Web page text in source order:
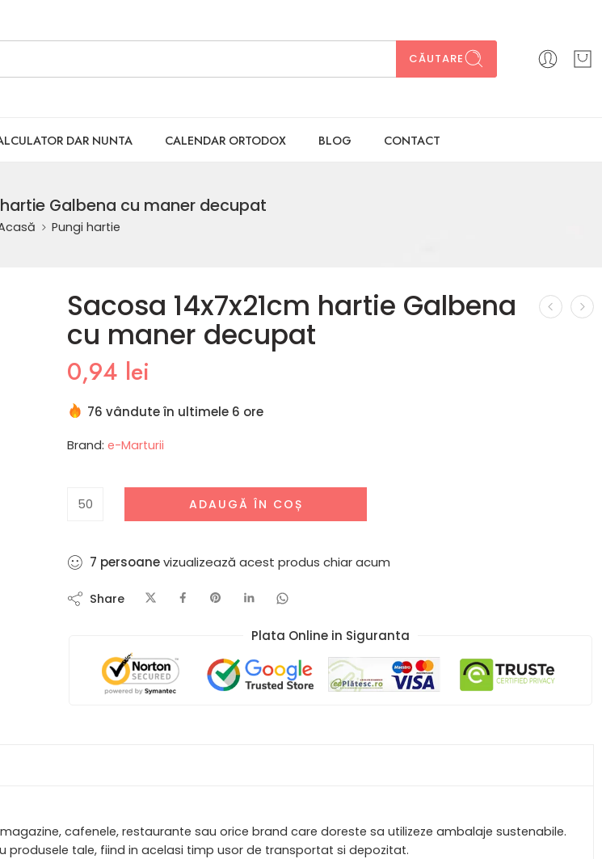
CĂUTARE
DAR NUNTA CALENDAR ORTODOX BLOG CONTACT
hartie Galbena cu maner decupat
Pungi hartie
Sacosa 14x7x21cm hartie Galbena
cu maner decupat
0,94 lei
76 vândute în ultimele 6 ore
Brand: e-Marturii
ADAUGĂ ÎN COȘ
3 persoanevizualizează acest produs chiar acum
Share
Plata Online in Siguranta​
cafenele, restaurante sau orice brand care doreste sa utilizeze ambalaje sustenabile.
produsele tale, fiind in acelasi timp usor de transportat si depozitat.